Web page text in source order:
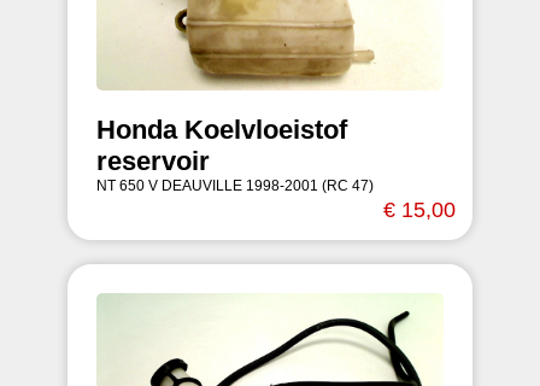
Honda Koelvloeistof
reservoir
NT 650 V DEAUVILLE 1998-2001 (RC 47)
€ 15,00